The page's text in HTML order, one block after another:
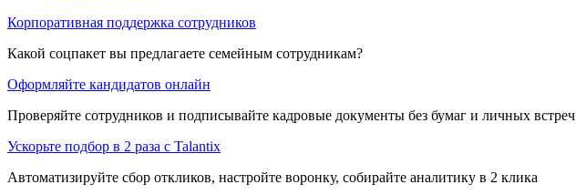
Корпоративная поддержка сотрудников
Какой соцпакет вы предлагаете семейным сотрудникам?
Оформляйте кандидатов онлайн
Проверяйте сотрудников и подписывайте кадровые документы без бумаг и личных встреч
Ускорьте подбор в 2 раза с Talantix
Автоматизируйте сбор откликов, настройте воронку, собирайте аналитику в 2 клика